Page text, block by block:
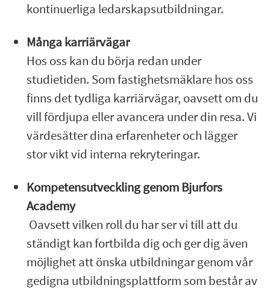
kontinuerliga ledarskapsutbildningar.
Många karriärvägar
Hos oss kan du börja redan under
studietiden. Som fastighetsmäklare hos oss
finns det tydliga karriärvägar, oavsett om du
vill fördjupa eller avancera under din resa. Vi
värdesätter dina erfarenheter och lägger
stor vikt vid interna rekryteringar.
Kompetensutveckling genom Bjurfors
Academy
Oavsett vilken roll du har ser vi till att du
ständigt kan fortbilda dig och ger dig även
möjlighet att önska utbildningar genom vår
gedigna utbildningsplattform som består av